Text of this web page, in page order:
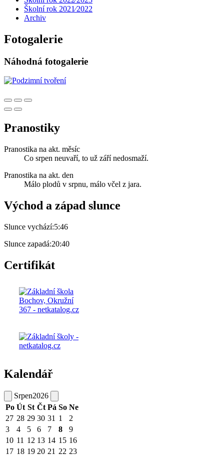
Školní rok 2021⁄2022
Archiv
Fotogalerie
Náhodná fotogalerie
Pranostiky
Pranostika na akt. měsíc
Co srpen neuvaří, to už září nedosmaží.
Pranostika na akt. den
Málo plodů v srpnu, málo včel z jara.
Východ a západ slunce
Slunce vychází:5:46
Slunce zapadá:20:40
Certifikát
Kalendář
Srpen2026
Po Út St Čt Pá So Ne
27 28 29 30 31 1
2
3
4 5 6 7 8
9
10 11 12 13 14 15 16
17 18 19 20 21 22 23